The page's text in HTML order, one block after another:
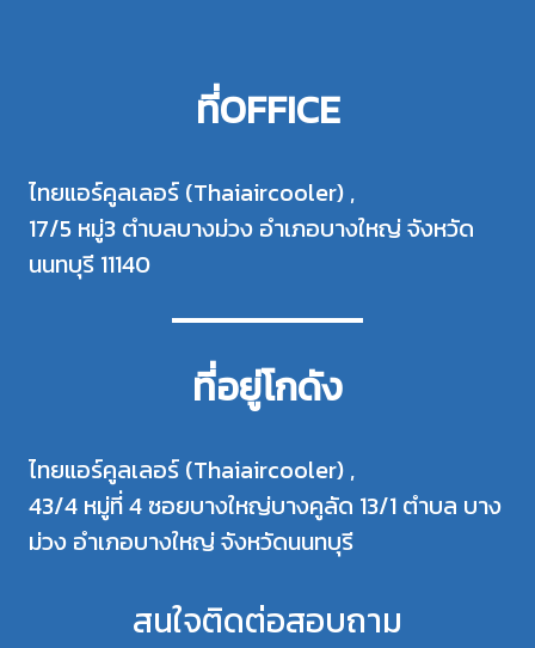
ที่OFFICE
ไทยแอร์คูลเลอร์ (Thaiaircooler) ,
17/5 หมู่3 ตำบลบางม่วง อำเภอบางใหญ่ จังหวัด
นนทบุรี 11140
ที่อยู่โกดัง
ไทยแอร์คูลเลอร์ (Thaiaircooler) ,
43/4 หมู่ที่ 4 ซอยบางใหญ่บางคูลัด 13/1 ตำบล บาง
ม่วง อำเภอบางใหญ่ จังหวัดนนทบุรี
สนใจติดต่อสอบถาม